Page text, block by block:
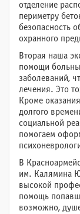
отделение
периметру
безопасность
охранного
Вторая наша
помощи
заболеваний,
лечения. Это
Кроме
долгого
социальной
помогаем
В
им. Калямина
высокой
помощь
возможно,